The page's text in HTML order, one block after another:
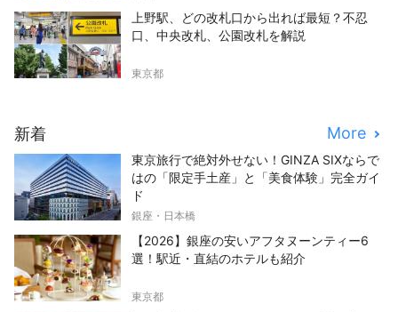
上野駅、どの改札口から出れば最短？不忍
口、中央改札、公園改札を解説
東京都
新着 More
東京旅行で絶対外せない！GINZA SIXならで
はの「限定手土産」と「美食体験」完全ガイ
ド
銀座・日本橋
【2026】銀座の安いアフタヌーンティー6
選！駅近・直結のホテルも紹介
東京都